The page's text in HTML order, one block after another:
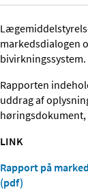
markedsdialogen
bivirkningssystem.
Rapporten
uddrag af
LINK
Rapport på
(pdf)